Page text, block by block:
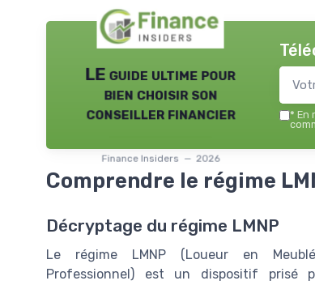
LE guide ultime pour
bien choisir son
conseiller financier
Finance Insiders — 2026
* En
Comprendre le régime
Décryptage du régime LMNP
Le régime LMNP (Loueur en
Professionnel) est un dispositif prisé